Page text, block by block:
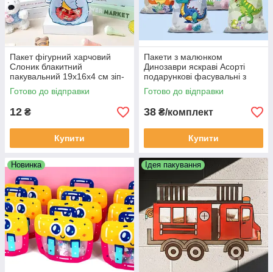
Пакет фігурний харчовий
Слоник блакитний
пакувальний 19х16х4 см зіп-
застібка об'ємне дно
універсальний 1 шт
Готово до відправки
12 ₴
Купити
Пакети з малюнком
Динозаври яскраві Асорті
подарункові фасувальні з
затискачами кнабор 10 шт
27х 12.5 см
Готово до відправки
38 ₴/комплект
Купити
Новинка Ідея пакування